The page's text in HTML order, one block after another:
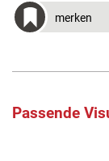
merken
Passende